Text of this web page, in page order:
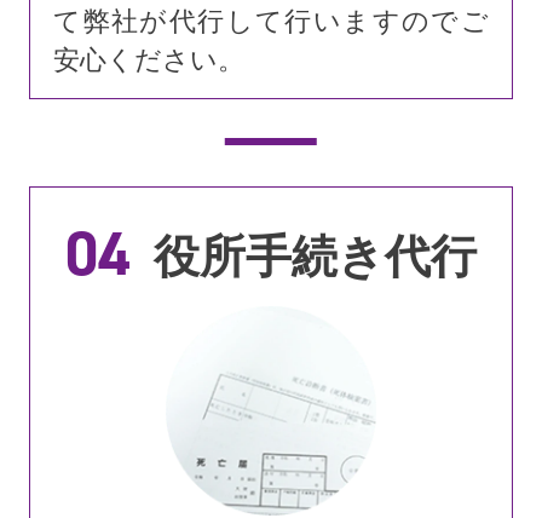
て弊社が代行して行いますのでご
安心ください。
04 役所手続き代行